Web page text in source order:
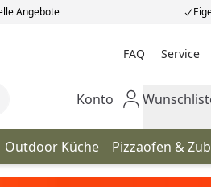
Angebote
FAQ Service
Mein Konto
Konto
Outdoor Küche Pizzaofen &